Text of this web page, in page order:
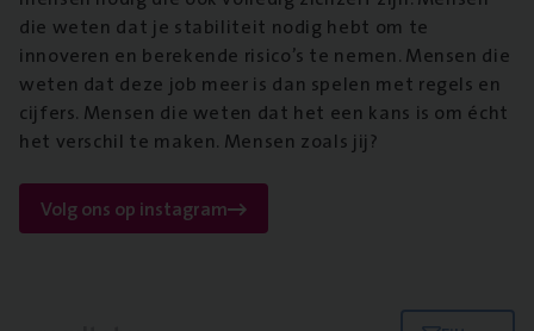
die weten dat je stabiliteit nodig hebt om te
innoveren en berekende risico’s te nemen. Mensen die
weten dat deze job meer is dan spelen met regels en
cijfers. Mensen die weten dat het een kans is om écht
het verschil te maken. Mensen zoals jij?
Volg ons op instagram